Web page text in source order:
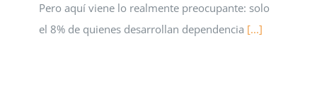
Pero aquí viene lo realmente preocupante: solo
el 8% de quienes desarrollan dependencia [...]